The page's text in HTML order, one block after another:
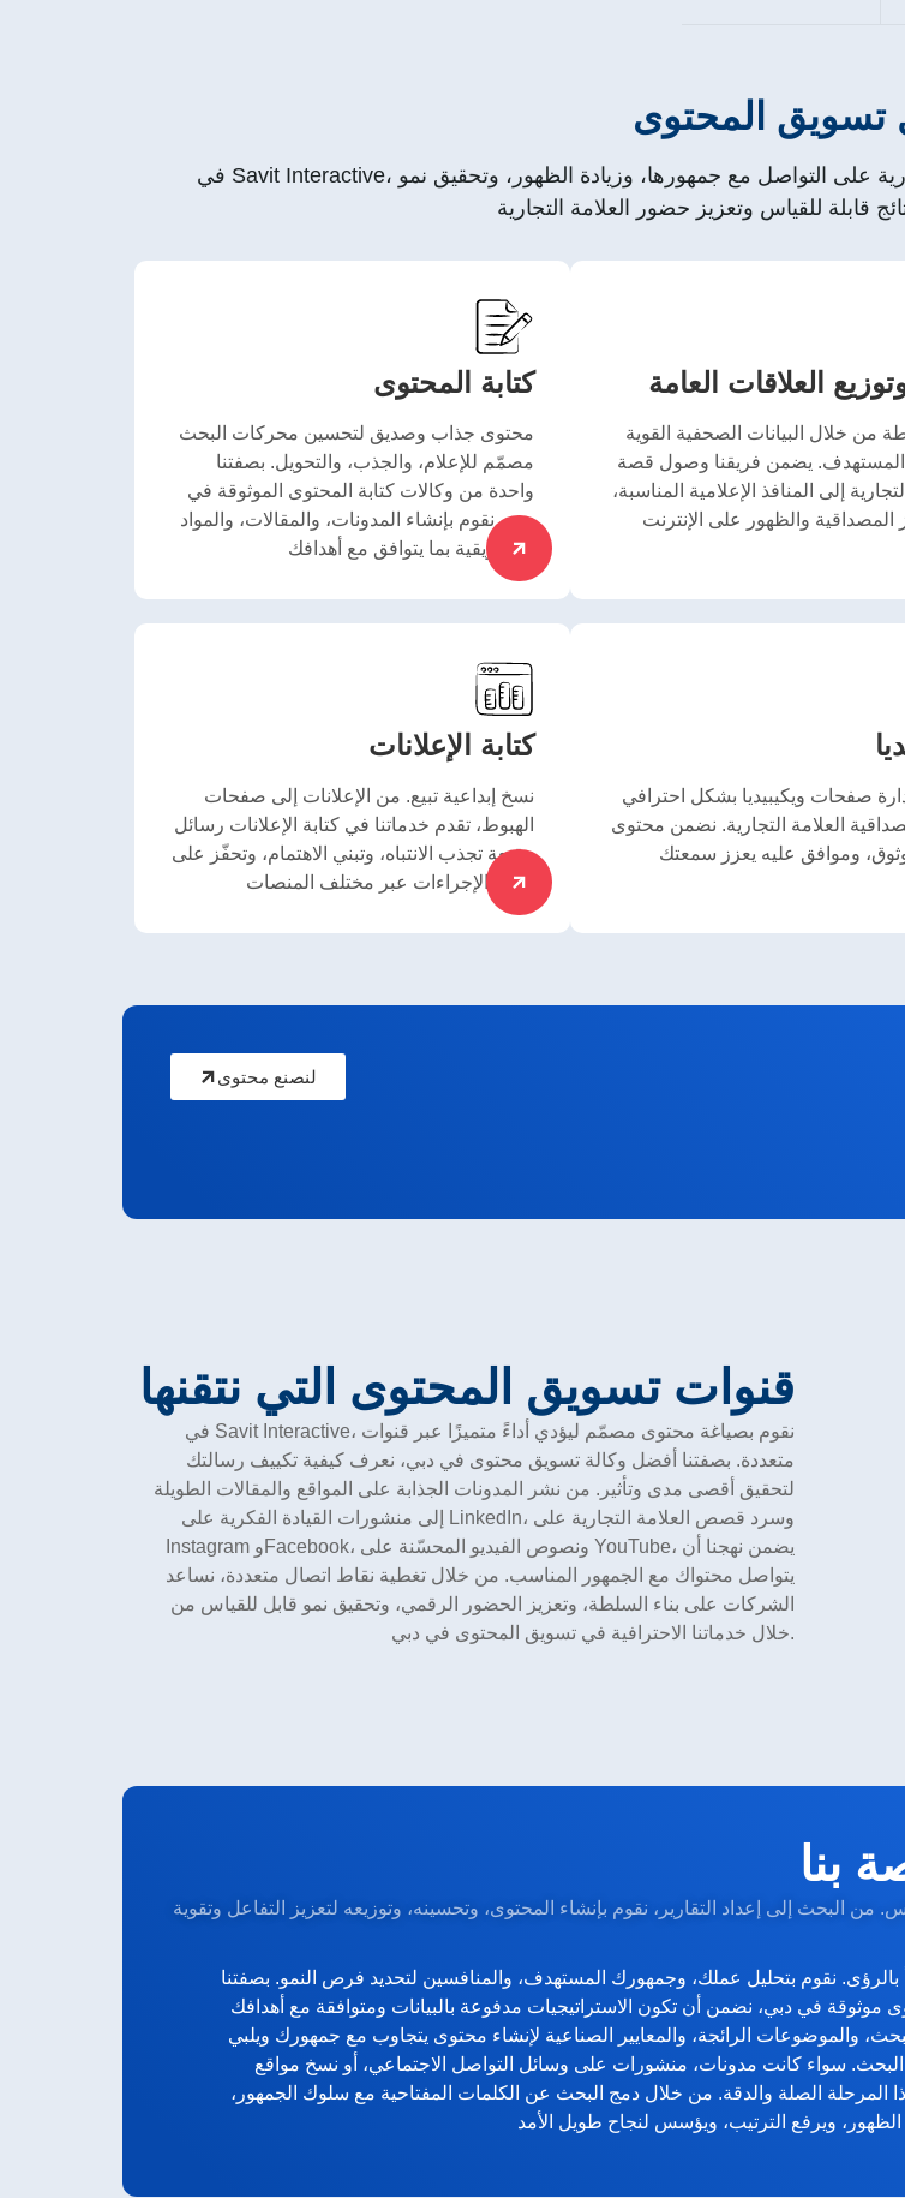
تسويق المحتوى
في Savit Interactive، نقدم خدمات تسويق محتوى مخصصة في دبي تساعد العلامات التجارية على التواصل مع جمهورها، وزيادة الظهور، وتحقيق نمو
كتابة المحتوى
محتوى جذاب وصديق لتحسين محركات البحث
مصمّم للإعلام، والجذب، والتحويل. بصفتنا
واحدة من وكالات كتابة المحتوى الموثوقة في
دبي، نقوم بإنشاء المدونات، والمقالات، والمواد
العلاقات العامة
من خلال البيانات الصحفية القوية
المستهدف. يضمن فريقنا وصول قصة
إلى المنافذ الإعلامية المناسبة،
كتابة الإعلانات
نسخ إبداعية تبيع. من الإعلانات إلى صفحات
الهبوط، تقدم خدماتنا في كتابة الإعلانات رسائل
مقنعة تجذب الانتباه، وتبني الاهتمام، وتحفّز على
صفحات ويكيبيديا بشكل احترافي
العلامة التجارية. نضمن محتوى
وموافق عليه يعزز سمعتك
لنصنع محتوى
قنوات تسويق المحتوى التي نتقنها
في Savit Interactive، نقوم بصياغة محتوى مصمّم ليؤدي أداءً متميزًا عبر قنوات
متعددة. بصفتنا أفضل وكالة تسويق محتوى في دبي، نعرف كيفية تكييف رسالتك
لتحقيق أقصى مدى وتأثير. من نشر المدونات الجذابة على المواقع والمقالات الطويلة
إلى منشورات القيادة الفكرية على LinkedIn، وسرد قصص العلامة التجارية على
Instagram وFacebook، ونصوص الفيديو المحسّنة على YouTube، يضمن نهجنا أن
يتواصل محتواك مع الجمهور المناسب. من خلال تغطية نقاط اتصال متعددة، نساعد
الشركات على بناء السلطة، وتعزيز الحضور الرقمي، وتحقيق نمو قابل للقياس من
خلال خدماتنا الاحترافية في تسويق المحتوى في دبي.
بنا
من البحث إلى إعداد التقارير، نقوم بإنشاء المحتوى، وتحسينه، وتوزيعه لتعزيز التفاعل وتقوية
بالرؤى. نقوم بتحليل عملك، وجمهورك المستهدف، والمنافسين لتحديد فرص النمو. بصفتنا
والموضوعات الرائجة، والمعايير الصناعية لإنشاء محتوى يتجاوب مع جمهورك ويلبي
سواء كانت مدونات، منشورات على وسائل التواصل الاجتماعي، أو نسخ مواقع
المرحلة الصلة والدقة. من خلال دمج البحث عن الكلمات المفتاحية مع سلوك الجمهور،